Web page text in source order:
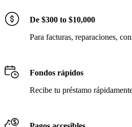
De $300 to $10,000
Para facturas, reparaciones,
Fondos rápidos
Recibe tu préstamo